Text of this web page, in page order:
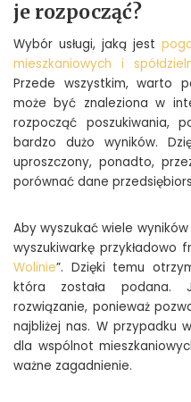
je rozpocząć?
Wybór usługi, jaką jest
mieszkaniowych i
Przede wszystkim, warto
może być znaleziona w
rozpocząć poszukiwania,
bardzo dużo wyników.
uproszczony, ponadto,
porównać dane
Aby wyszukać wiele
wyszukiwarkę przykładowo
Wolinie”. Dzięki temu
która została podana.
rozwiązanie, ponieważ
najbliżej nas. W przypadku
dla wspólnot
ważne zagadnienie.